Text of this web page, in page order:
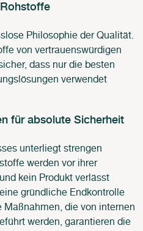
Philosophie der Qualität.
von vertrauenswürdigen
dass nur die besten
verwendet
für absolute Sicherheit
unterliegt strengen
werden vor ihrer
kein Produkt verlässt
gründliche Endkontrolle
die von internen
werden, garantieren die